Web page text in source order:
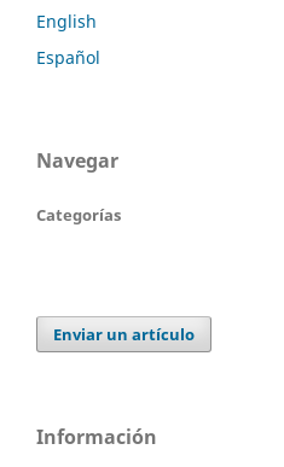
English
Español
Navegar
Categorías
Enviar un artículo
Información